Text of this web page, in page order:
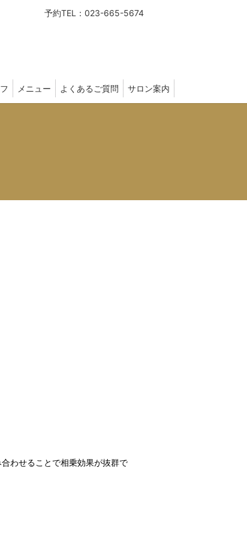
予約TEL：023-665-5674
メニュー よくあるご質問 サロン案内
わせることで相乗効果が抜群で